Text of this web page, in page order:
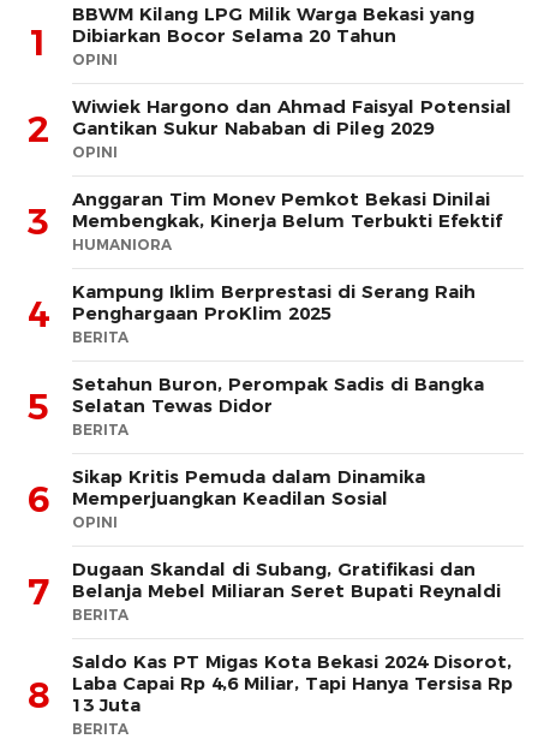
1
BBWM Kilang LPG Milik Warga Bekasi yang
Dibiarkan Bocor Selama 20 Tahun
OPINI
2
Wiwiek Hargono dan Ahmad Faisyal Potensial
Gantikan Sukur Nababan di Pileg 2029
OPINI
3
Anggaran Tim Monev Pemkot Bekasi Dinilai
Membengkak, Kinerja Belum Terbukti Efektif
HUMANIORA
4
Kampung Iklim Berprestasi di Serang Raih
Penghargaan ProKlim 2025
BERITA
5
Setahun Buron, Perompak Sadis di Bangka
Selatan Tewas Didor
BERITA
6
Sikap Kritis Pemuda dalam Dinamika
Memperjuangkan Keadilan Sosial
OPINI
7
Dugaan Skandal di Subang, Gratifikasi dan
Belanja Mebel Miliaran Seret Bupati Reynaldi
BERITA
8
Saldo Kas PT Migas Kota Bekasi 2024 Disorot,
Laba Capai Rp 4,6 Miliar, Tapi Hanya Tersisa Rp
13 Juta
BERITA